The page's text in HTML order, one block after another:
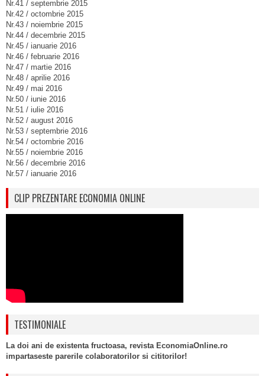
Nr.41 / septembrie 2015
Nr.42 / octombrie 2015
Nr.43 / noiembrie 2015
Nr.44 / decembrie 2015
Nr.45 / ianuarie 2016
Nr.46 / februarie 2016
Nr.47 / martie 2016
Nr.48 / aprilie 2016
Nr.49 / mai 2016
Nr.50 / iunie 2016
Nr.51 / iulie 2016
Nr.52 / august 2016
Nr.53 / septembrie 2016
Nr.54 / octombrie 2016
Nr.55 / noiembrie 2016
Nr.56 / decembrie 2016
Nr.57 / ianuarie 2016
CLIP PREZENTARE ECONOMIA ONLINE
TESTIMONIALE
La doi ani de existenta fructoasa, revista EconomiaOnline.ro
impartaseste parerile colaboratorilor si cititorilor!